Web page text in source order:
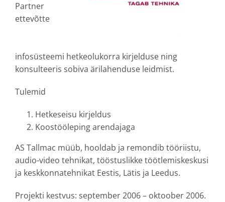
Partner
ettevõtte
infosüsteemi hetkeolukorra kirjelduse ning
konsulteeris sobiva ärilahenduse leidmist.
Tulemid
Hetkeseisu kirjeldus
Koostööleping arendajaga
AS Tallmac müüb, hooldab ja remondib tööriistu,
audio-video tehnikat, tööstuslikke töötlemiskeskusi
ja keskkonnatehnikat Eestis, Lätis ja Leedus.
Projekti kestvus: september 2006 – oktoober 2006.